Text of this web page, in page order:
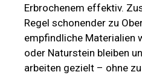
Erbrochenem effektiv.
Regel schonender zu
empfindliche Materialien
oder Naturstein bleiben
arbeiten gezielt – ohne